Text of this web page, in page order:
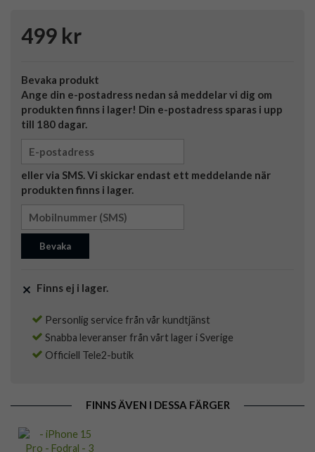
499 kr
Bevaka produkt
Ange din e-postadress nedan så meddelar vi dig om
produkten finns i lager! Din e-postadress sparas i upp
till 180 dagar.
eller via SMS. Vi skickar endast ett meddelande när
produkten finns i lager.
Bevaka
Finns ej i lager.
Personlig service från vår kundtjänst
Snabba leveranser från vårt lager i Sverige
Officiell Tele2-butik
FINNS ÄVEN I DESSA FÄRGER